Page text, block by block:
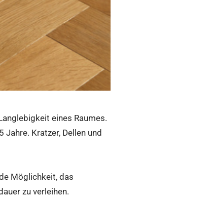
eines Raumes.
Kratzer, Dellen und
Möglichkeit, das
zu verleihen.